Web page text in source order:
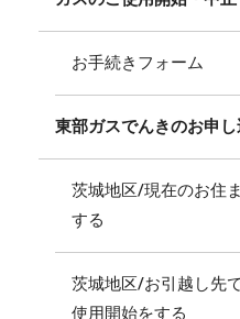
お手続きフォーム
東部ガスでんきのお申
茨城地区/現在のお住
する
茨城地区/お引越し先
使用開始をする